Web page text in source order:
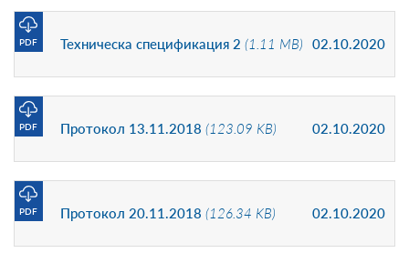
Техническа спецификация 2 (1.11 MB) 02.10.2020
PDF
Протокол 13.11.2018 (123.09 KB) 02.10.2020
PDF
Протокол 20.11.2018 (126.34 KB) 02.10.2020
PDF